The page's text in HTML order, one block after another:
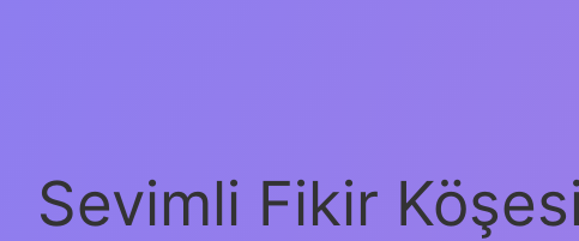
Sevimli Fikir